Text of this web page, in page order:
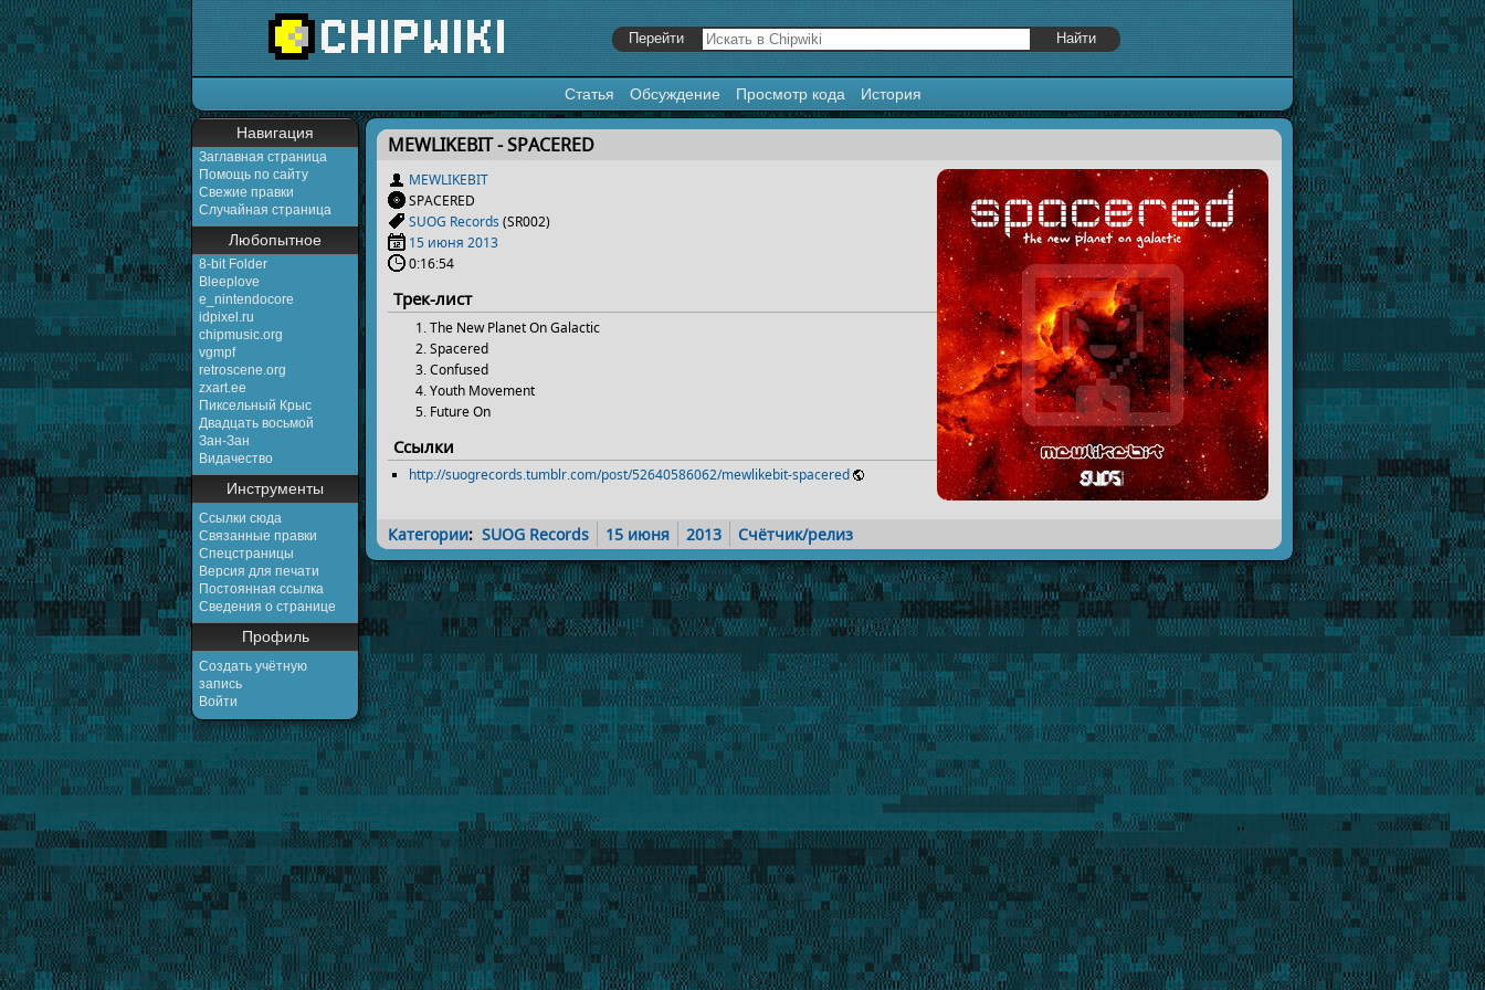
Статья Обсуждение Просмотр кода История
Навигация
Заглавная страница
Помощь по сайту
Свежие правки
Случайная страница
Любопытное
8-bit Folder
Bleeplove
e_nintendocore
idpixel.ru
chipmusic.org
vgmpf
retroscene.org
zxart.ee
Пиксельный Крыс
Двадцать восьмой
Зан-Зан
Видачество
Инструменты
Ссылки сюда
Связанные правки
Спецстраницы
Версия для печати
Постоянная ссылка
Сведения о странице
Профиль
Создать учётную
запись
Войти
Перейти к:навигация,поиск
MEWLIKEBIT - SPACERED
MEWLIKEBIT
SPACERED
SUOG Records(SR002)
15 июня 2013
0:16:54
Трек-лист
The New Planet On Galactic
Spacered
Confused
Youth Movement
Future On
Ссылки
http://suogrecords.tumblr.com/post/52640586062/mewlikebit-spacered
Категории: SUOG Records 15 июня 2013 Счётчик/релиз